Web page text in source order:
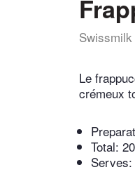
Le
crémeux
Total: